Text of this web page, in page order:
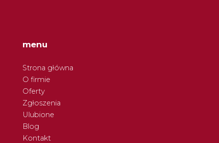
menu
Strona główna
O firmie
Oferty
Zgłoszenia
Ulubione
Blog
Kontakt